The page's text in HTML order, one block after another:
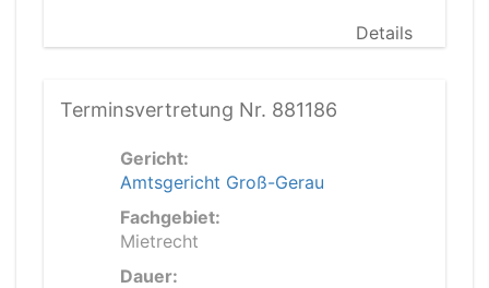
Details
Terminsvertretung Nr. 881186
Gericht:
Amtsgericht Groß-Gerau
Fachgebiet:
Mietrecht
Dauer: